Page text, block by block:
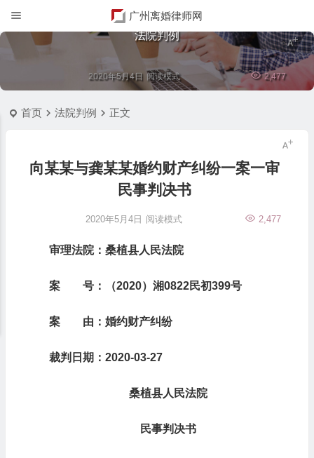
广州离婚律师网
法院判例
2020年5月4日 2,477
阅读模式
首页 法院判例 正文
向某某与龚某某婚约财产纠纷一案一审
民事判决书
2020年5月4日 2,477
阅读模式
审理法院：桑植县人民法院
案 号：（2020）湘0822民初399号
案 由 ：婚约财产纠纷
裁判 日期：2020-03-27
桑植县人民法院
民事判决书